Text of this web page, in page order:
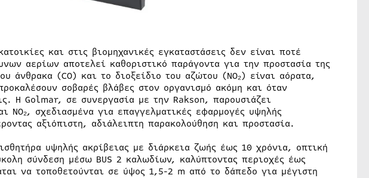
και στις βιομηχανικές εγκαταστάσεις δεν είναι ποτέ
αερίων αποτελεί καθοριστικό παράγοντα για την προστασία της
άνθρακα (CO) και το διοξείδιο του αζώτου (NO₂) είναι αόρατα,
σοβαρές βλάβες στον οργανισμό ακόμη και όταν
Η Golmar, σε συνεργασία με την Rakson, παρουσιάζει
NO₂, σχεδιασμένα για επαγγελματικές εφαρμογές υψηλής
αξιόπιστη, αδιάλειπτη παρακολούθηση και προστασία.
υψηλής ακρίβειας με διάρκεια ζωής έως 10 χρόνια, οπτική
σύνδεση μέσω BUS 2 καλωδίων, καλύπτοντας περιοχές έως
να τοποθετούνται σε ύψος 1,5-2 m από το δάπεδο για μέγιστη